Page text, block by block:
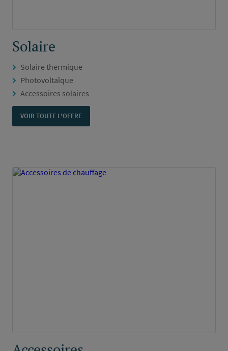
Solaire
Solaire thermique
Photovoltaïque
Accessoires solaires
VOIR TOUTE L'OFFRE